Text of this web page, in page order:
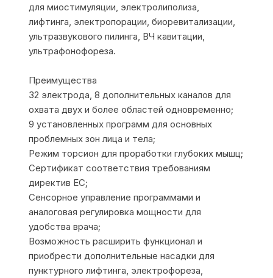
для миостимуляции, электролиполиза,
лифтинга, электропорации, биоревитализации,
ультразвукового пилинга, ВЧ кавитации,
ультрафонофореза.
Преимущества
32 электрода, 8 дополнительных каналов для
охвата двух и более областей одновременно;
9 установленных программ для основных
проблемных зон лица и тела;
Режим торсион для проработки глубоких мышц;
Сертификат соответствия требованиям
директив ЕС;
Сенсорное управление программами и
аналоговая регулировка мощности для
удобства врача;
Возможность расширить функционал и
приобрести дополнительные насадки для
пунктурного лифтинга, электрофореза,